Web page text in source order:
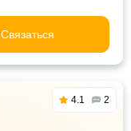
Связаться
4.1 2